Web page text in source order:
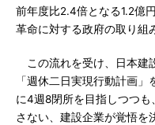
前年度比2.4倍となる1.2億
革命に対する政府の取り組
この流れを受け、日本建
「週休二日実現行動計画
に4週8閉所を目指しつつ
さない、建設企業が覚悟を